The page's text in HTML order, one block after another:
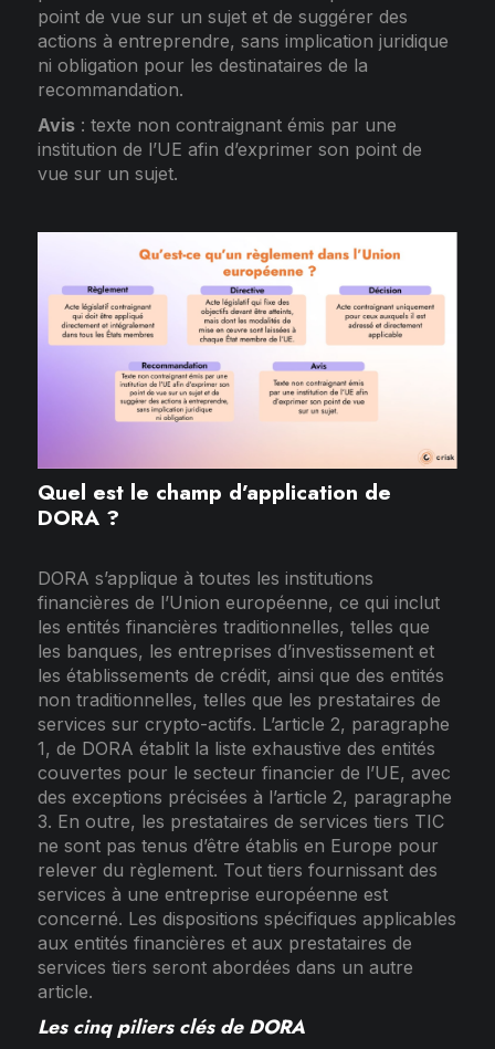
point de vue sur un sujet et de suggérer des
actions à entreprendre, sans implication juridique
ni obligation pour les destinataires de la
recommandation.
Avis: texte non contraignant émis par une
institution de l’UE afin d’exprimer son point de
vue sur un sujet.
Quel est le champ d’application de
DORA ?
DORA s’applique à toutes les institutions
financières de l’Union européenne, ce qui inclut
les entités financières traditionnelles, telles que
les banques, les entreprises d’investissement et
les établissements de crédit, ainsi que des entités
non traditionnelles, telles que les prestataires de
services sur crypto-actifs. L’article 2, paragraphe
1, de DORA établit la liste exhaustive des entités
couvertes pour le secteur financier de l’UE, avec
des exceptions précisées à l’article 2, paragraphe
3. En outre, les prestataires de services tiers TIC
ne sont pas tenus d’être établis en Europe pour
relever du règlement. Tout tiers fournissant des
services à une entreprise européenne est
concerné. Les dispositions spécifiques applicables
aux entités financières et aux prestataires de
services tiers seront abordées dans un autre
article.
Les cinq piliers clés de DORA